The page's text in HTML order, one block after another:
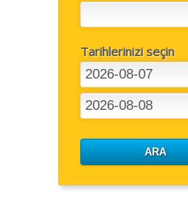
Tarihlerinizi seçin